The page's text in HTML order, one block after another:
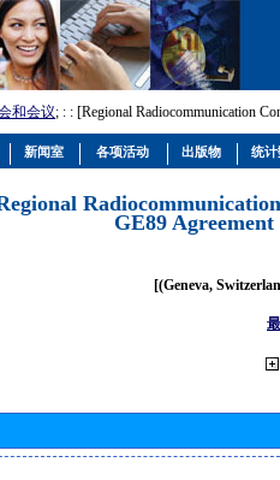
和会议; : : [Regional Radiocommunication
GE89
[(Geneva,
新闻室 各项活动 出版物 统计